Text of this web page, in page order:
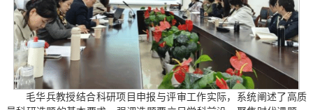
毛华兵教授结合科研项目申报与评审工作实际，系统阐述了高质